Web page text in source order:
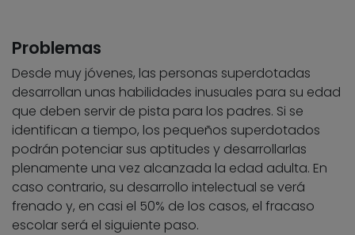
Problemas
Desde muy jóvenes, las personas superdotadas
desarrollan unas habilidades inusuales para su edad
que deben servir de pista para los padres. Si se
identifican a tiempo, los pequeños superdotados
podrán potenciar sus aptitudes y desarrollarlas
plenamente una vez alcanzada la edad adulta. En
caso contrario, su desarrollo intelectual se verá
frenado y, en casi el 50% de los casos, el fracaso
escolar será el siguiente paso.